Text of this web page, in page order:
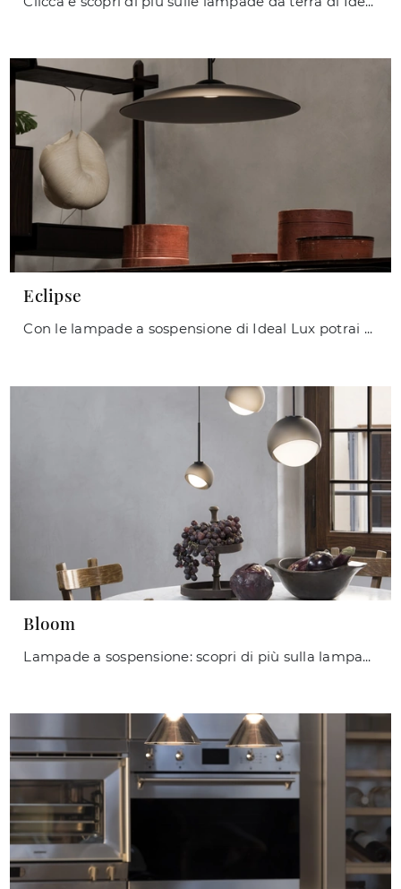
Eclipse
Con le lampade a sospensione di Ideal Lux potrai valorizzare i tuoi spazi: clicca e scopri Eclipse!
Bloom
Lampade a sospensione: scopri di più sulla lampada Bloom in metallo che ti proponiamo.